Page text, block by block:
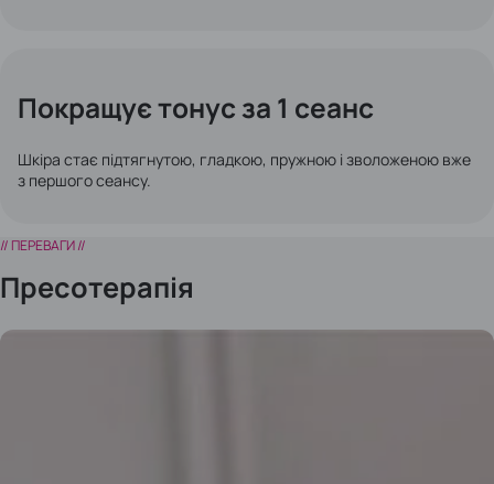
Покращує тонус за 1 сеанс
Шкіра стає підтягнутою, гладкою, пружною і зволоженою вже
з першого сеансу.
// ПЕРЕВАГИ //
Пресотерапія